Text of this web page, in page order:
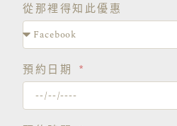
從那裡得知此優惠
預約日期